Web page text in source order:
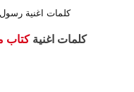
كلمات اغنية
كلمات اغنيةكتاب